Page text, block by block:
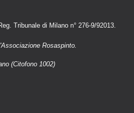
Tribunale di Milano n° 276-9/92013.
Rosaspinto.
(Citofono 1002)